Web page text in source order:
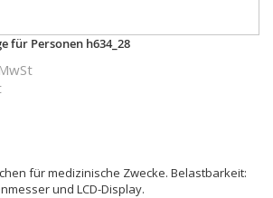
für Personen h634_28
für medizinische Zwecke. Belastbarkeit:
und LCD-Display.